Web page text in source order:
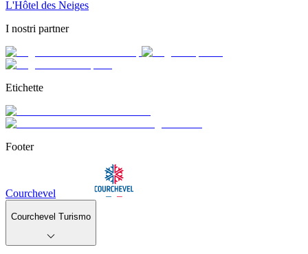
L'Hôtel des Neiges
I nostri partner
Etichette
Footer
Courchevel
Courchevel Turismo